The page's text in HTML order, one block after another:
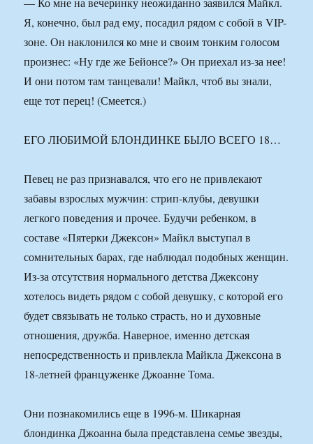
Я, конечно, был рад ему, посадил рядом с собой в VIP-
зоне. Он наклонился ко мне и своим тонким голосом
произнес: «Ну где же Бейонсе?» Он приехал из-за нее!
И они потом там танцевали! Майкл, чтоб вы знали,
еще тот перец! (Смеется.)
ЕГО ЛЮБИМОЙ БЛОНДИНКЕ БЫЛО ВСЕГО 18…
Певец не раз признавался, что его не привлекают
забавы взрослых мужчин: стрип-клубы, девушки
легкого поведения и прочее. Будучи ребенком, в
составе «Пятерки Джексон» Майкл выступал в
сомнительных барах, где наблюдал подобных женщин.
Из-за отсутствия нормального детства Джексону
хотелось видеть рядом с собой девушку, с которой его
будет связывать не только страсть, но и духовные
отношения, дружба. Наверное, именно детская
непосредственность и привлекла Майкла Джексона в
18-летней француженке Джоанне Тома.
Они познакомились еще в 1996-м. Шикарная
блондинка Джоанна была представлена семье звезды,